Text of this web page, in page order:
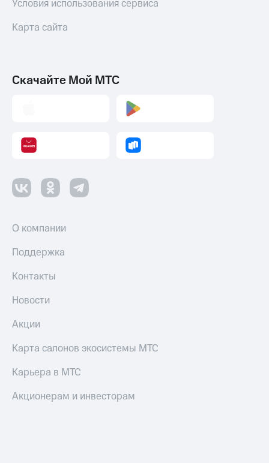
Условия использования сервиса
Карта сайта
Скачайте Мой МТС
О компании
Поддержка
Контакты
Новости
Акции
Карта салонов экосистемы МТС
Карьера в МТС
Акционерам и инвесторам